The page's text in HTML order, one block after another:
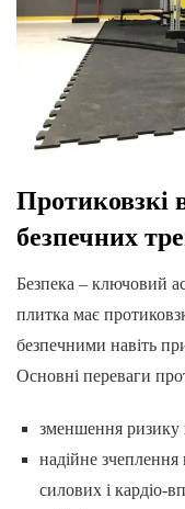
Протиковзкі
безпечних
Безпека – ключовий
плитка має
безпечними навіть
Основні переваги
зменшення ризику
надійне
силових і кардіо-